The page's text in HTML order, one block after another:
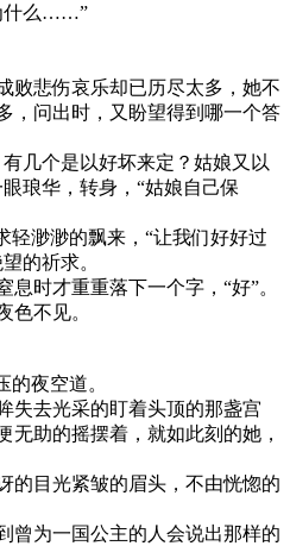
什么……”
悲伤哀乐却已历尽太多，她不
，问出时，又盼望得到哪一个答
个是以好坏来定？姑娘又以
琅华，转身，“姑娘自己保
渺渺的飘来，“让我们好好过
的祈求。
时才重重落下一个字，“好”。
不见。
夜空道。
去光采的盯着头顶的那盏宫
无助的摇摆着，就如此刻的她，
目光紧皱的眉头，不由恍惚的
为一国公主的人会说出那样的